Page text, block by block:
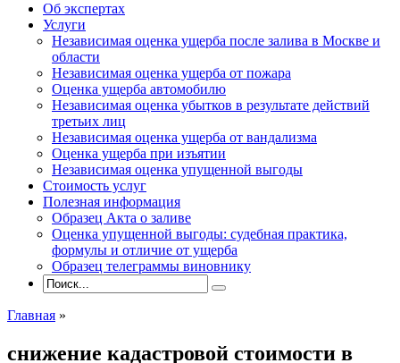
Об экспертах
Услуги
Независимая оценка ущерба после залива в Москве и
области
Независимая оценка ущерба от пожара
Оценка ущерба автомобилю
Независимая оценка убытков в результате действий
третьих лиц
Независимая оценка ущерба от вандализма
Оценка ущерба при изъятии
Независимая оценка упущенной выгоды
Стоимость услуг
Полезная информация
Образец Акта о заливе
Оценка упущенной выгоды: судебная практика,
формулы и отличие от ущерба
Образец телеграммы виновнику
Главная »
снижение кадастровой стоимости в